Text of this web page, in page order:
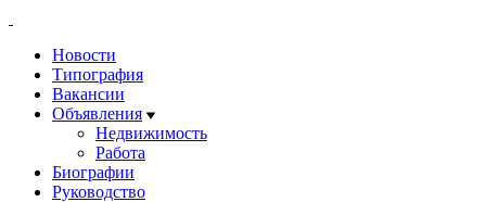
Новости
Типография
Вакансии
Объявления
Недвижимость
Работа
Биографии
Руководство